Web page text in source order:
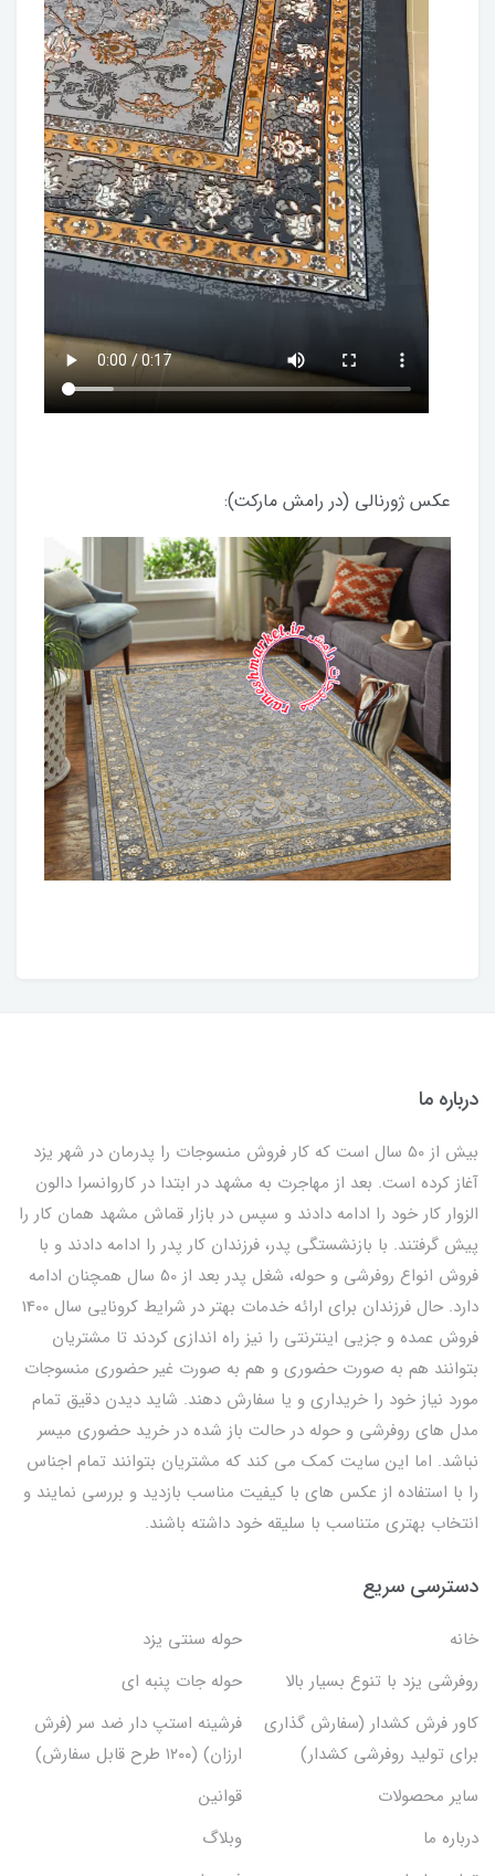
عکس ژورنالی (در رامش مارکت):
درباره ما
بیش از 50 سال است که کار فروش منسوجات را پدرمان در شهر یزد
آغاز کرده است. بعد از مهاجرت به مشهد در ابتدا در کاروانسرا دالون
الزوار کار خود را ادامه دادند و سپس در بازار قماش مشهد همان کار را
پیش گرفتند. با بازنشستگی پدر، فرزندان کار پدر را ادامه دادند و با
فروش انواع روفرشی و حوله، شغل پدر بعد از 50 سال همچنان ادامه
دارد. حال فرزندان برای ارائه خدمات بهتر در شرایط کرونایی سال 1400
فروش عمده و جزیی اینترنتی را نیز راه اندازی کردند تا مشتریان
بتوانند هم به صورت حضوری و هم به صورت غیر حضوری منسوجات
مورد نیاز خود را خریداری و یا سفارش دهند. شاید دیدن دقیق تمام
مدل های روفرشی و حوله در حالت باز شده در خرید حضوری میسر
نباشد. اما این سایت کمک می کند که مشتریان بتوانند تمام اجناس
را با استفاده از عکس های با کیفیت مناسب بازدید و بررسی نمایند و
انتخاب بهتری متناسب با سلیقه خود داشته باشند.
دسترسی سریع
خانه
حوله سنتی یزد
روفرشی یزد با تنوع بسیار بالا
حوله جات پنبه ای
کاور فرش کشدار (سفارش گذاری
برای تولید روفرشی کشدار)
فرشینه استپ دار ضد سر (فرش
ارزان) (۱۲۰۰ طرح قابل سفارش)
سایر محصولات
قوانین
درباره ما
وبلاگ